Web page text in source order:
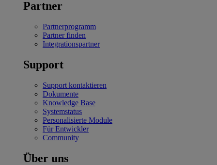
Partner
Partnerprogramm
Partner finden
Integrationspartner
Support
Support kontaktieren
Dokumente
Knowledge Base
Systemstatus
Personalisierte Module
Für Entwickler
Community
Über uns